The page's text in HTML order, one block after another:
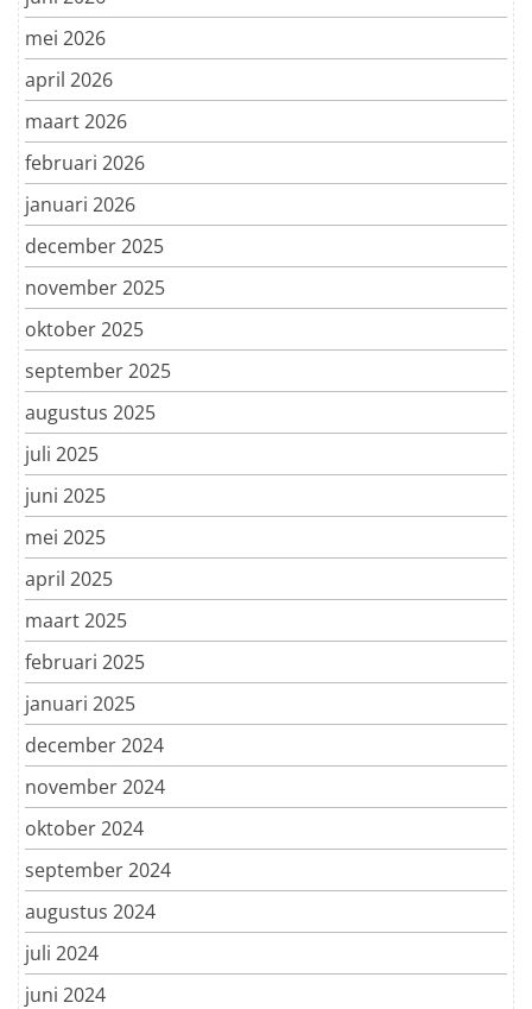
mei 2026
april 2026
maart 2026
februari 2026
januari 2026
december 2025
november 2025
oktober 2025
september 2025
augustus 2025
juli 2025
juni 2025
mei 2025
april 2025
maart 2025
februari 2025
januari 2025
december 2024
november 2024
oktober 2024
september 2024
augustus 2024
juli 2024
juni 2024